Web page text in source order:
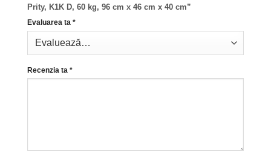
Prity, K1K D, 60 kg, 96 cm x 46 cm x 40 cm”
Evaluarea ta *
Recenzia ta *